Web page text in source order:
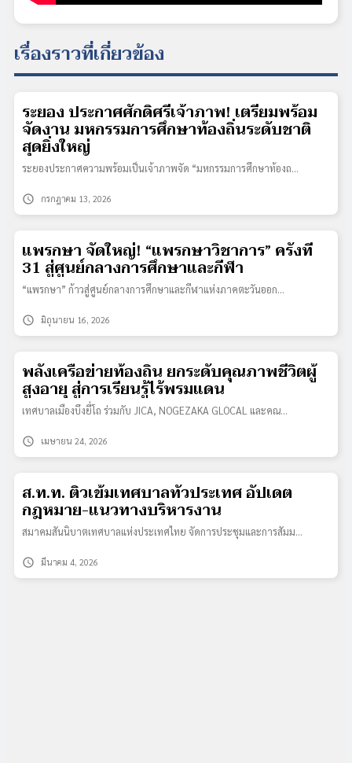
เรื่องราวที่เกี่ยวข้อง
ระยอง ประกาศศักดิ์ศรีเจ้าภาพ! เตรียมพร้อม
จัดงาน มหกรรมการศึกษาท้องถิ่นระดับชาติ
สุดยิ่งใหญ่
ระยองประกาศความพร้อมเป็นเจ้าภาพจัด “มหกรรมการศึกษาท้องถ…
schedule กรกฎาคม 13, 2026
แพรกษา จัดใหญ่! “แพรกษาวิชาการ” ครั้งที่
31 สู่ศูนย์กลางการศึกษาและกีฬา
“แพรกษา” ก้าวสู่ศูนย์กลางการศึกษาและกีฬาแห่งภาคตะวันออก…
schedule มิถุนายน 16, 2026
พลังเครือข่ายท้องถิ่น ยกระดับคุณภาพชีวิตผู้
สูงอายุ สู่การเรียนรู้ไร้พรมแดน
เทศบาลเมืองบึงยี่โถ ร่วมกับ JICA, NOGEZAKA GLOCAL และคณ…
schedule เมษายน 24, 2026
ส.ท.ท. ติวเข้มเทศบาลทั่วประเทศ อัปเดต
กฎหมาย-แนวทางบริหารงาน
สมาคมสันนิบาตเทศบาลแห่งประเทศไทย จัดการประชุมและการสัมม…
schedule มีนาคม 4, 2026